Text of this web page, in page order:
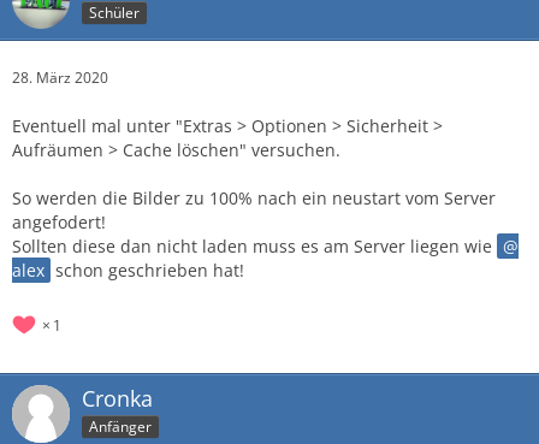
Schüler
28. März 2020
Eventuell mal unter "Extras > Optionen > Sicherheit >
Aufräumen > Cache löschen" versuchen.
So werden die Bilder zu 100% nach ein neustart vom Server
angefodert!
Sollten diese dan nicht laden muss es am Server liegen wie
alex schon geschrieben hat!
1
Cronka
Anfänger